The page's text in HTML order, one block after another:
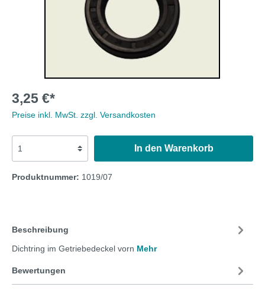
3,25 €*
Preise inkl. MwSt. zzgl. Versandkosten
In den Warenkorb
Produktnummer: 1019/07
Beschreibung
Dichtring im Getriebedeckel vorn Mehr
Bewertungen